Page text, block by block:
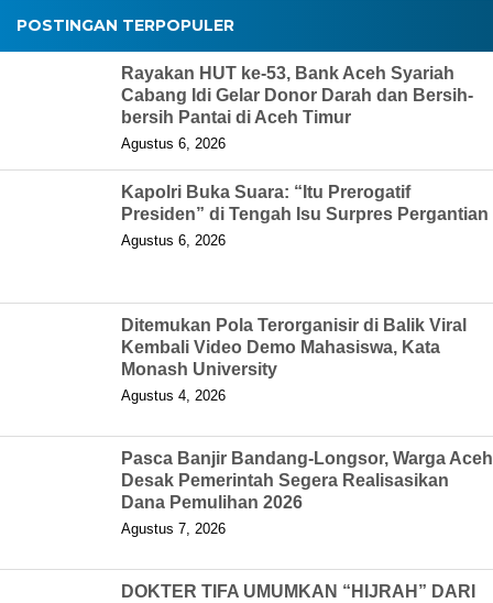
POSTINGAN TERPOPULER
Rayakan HUT ke-53, Bank Aceh Syariah
Cabang Idi Gelar Donor Darah dan Bersih-
bersih Pantai di Aceh Timur
Agustus 6, 2026
Kapolri Buka Suara: “Itu Prerogatif
Presiden” di Tengah Isu Surpres Pergantian
Agustus 6, 2026
Ditemukan Pola Terorganisir di Balik Viral
Kembali Video Demo Mahasiswa, Kata
Monash University
Agustus 4, 2026
Pasca Banjir Bandang-Longsor, Warga Aceh
Desak Pemerintah Segera Realisasikan
Dana Pemulihan 2026
Agustus 7, 2026
DOKTER TIFA UMUMKAN “HIJRAH” DARI